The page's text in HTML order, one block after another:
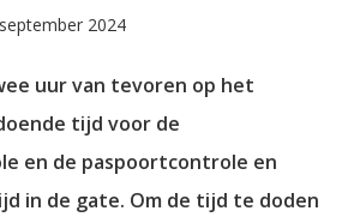
2024
uur van tevoren op het
tijd voor de
en de paspoortcontrole en
in de gate. Om de tijd te doden